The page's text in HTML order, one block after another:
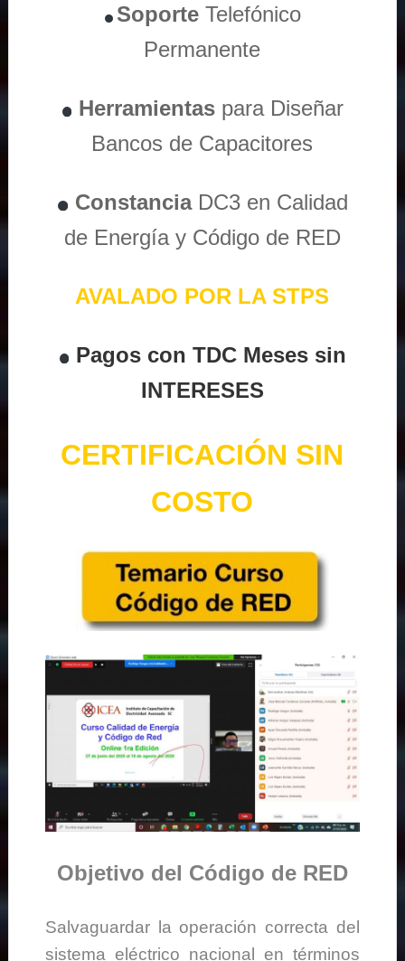
Soporte Telefónico
Permanente
Herramientas para Diseñar
Bancos de Capacitores
ConstanciaDC3 en Calidad
de Energía y Código de RED
AVALADO POR LA STPS
Pagos con TDC Meses sin
INTERESES
CERTIFICACIÓN SIN
COSTO
Objetivo del Código de RED
Salvaguardar la operación correcta del
sistema eléctrico nacional en términos